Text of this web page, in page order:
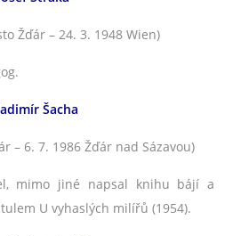
Žďár – 24. 3. 1948 Wien)
Šacha
– 6. 7. 1986 Žďár nad Sázavou)
mimo jiné napsal knihu bájí a
U vyhaslých milířů (1954).